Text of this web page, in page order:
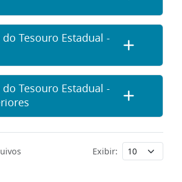
Tesouro Estadual -
Tesouro Estadual -
Exibir: